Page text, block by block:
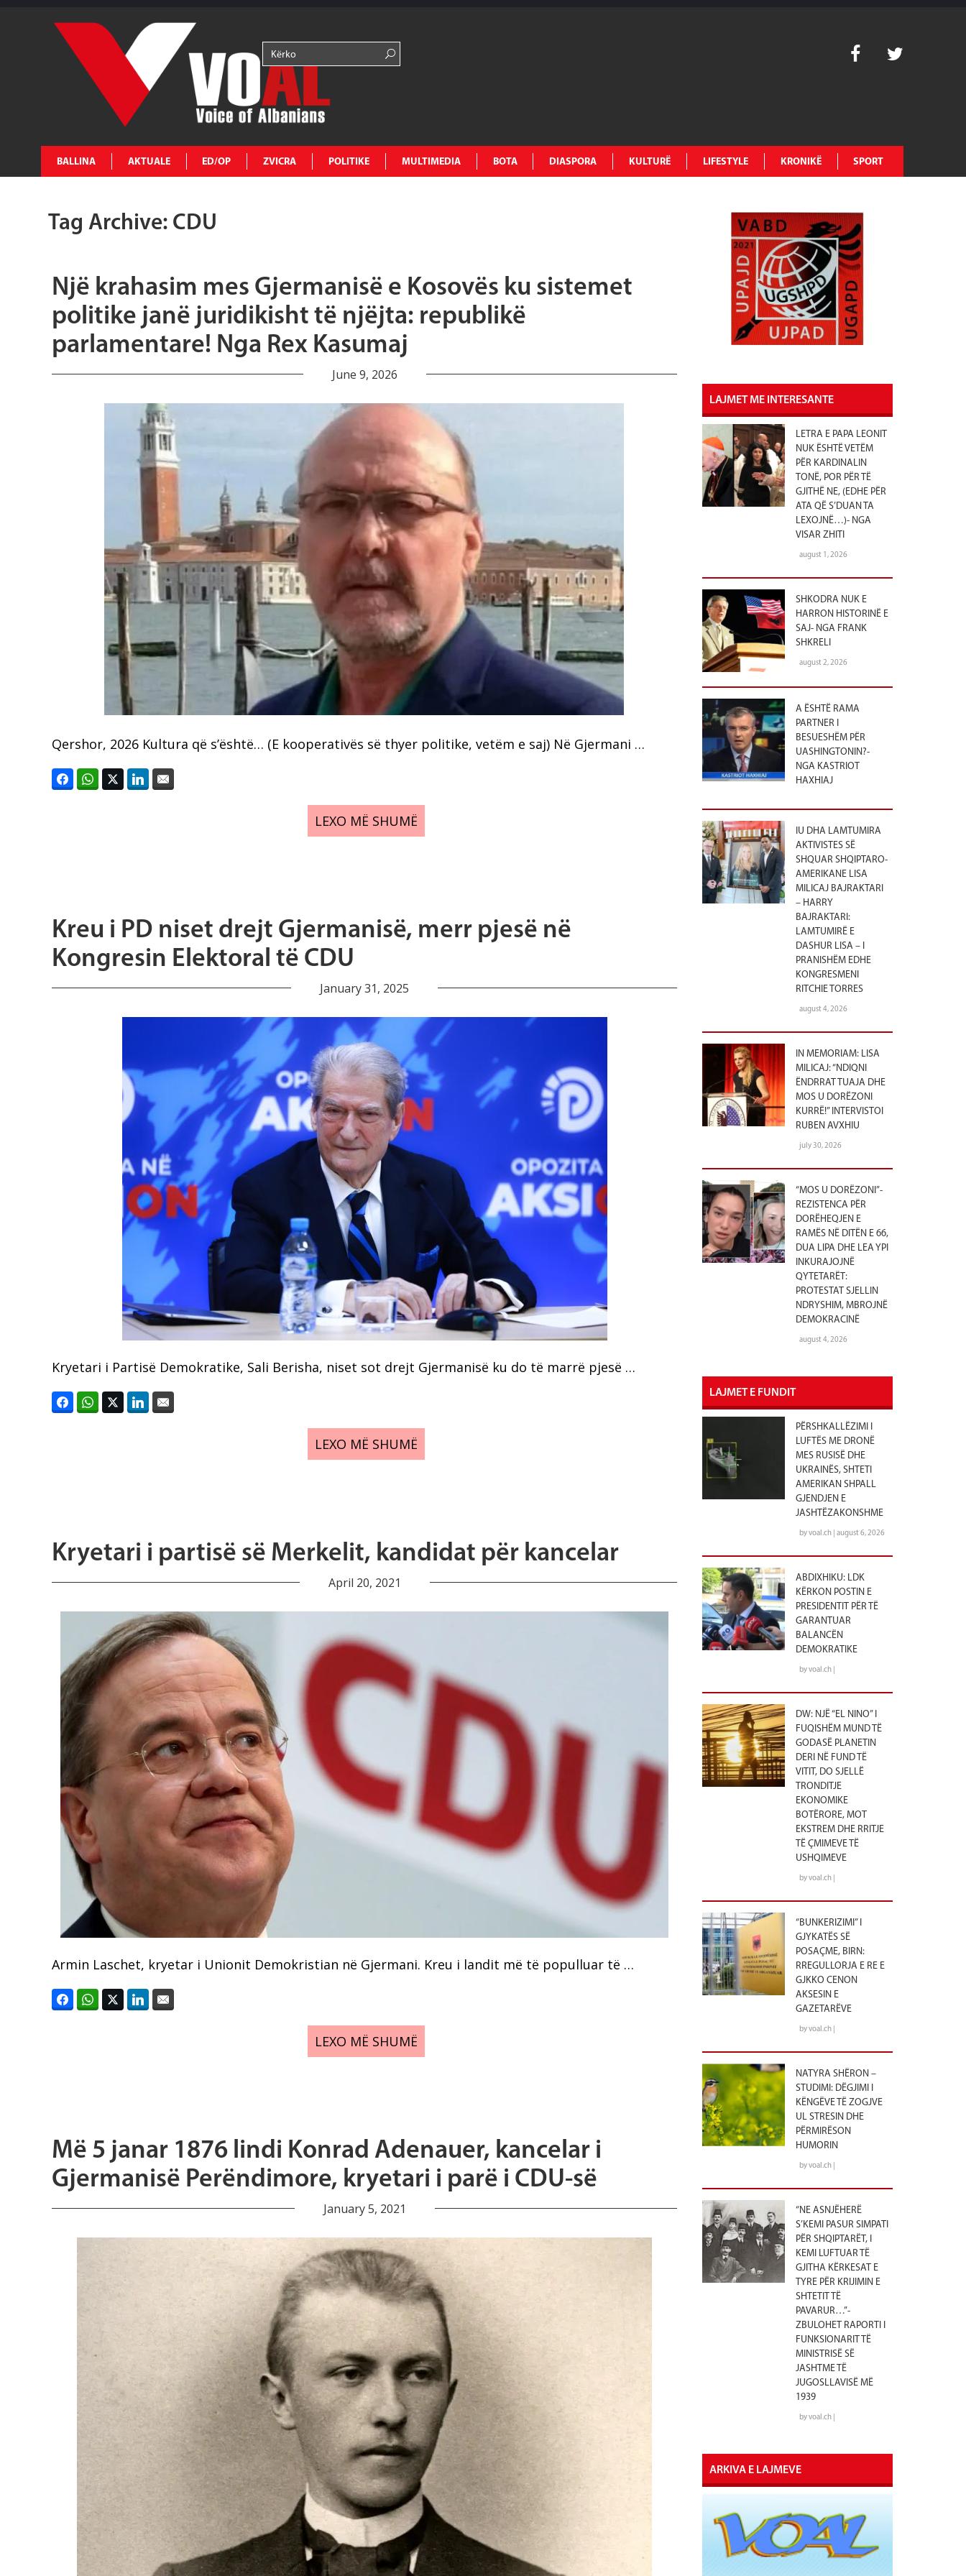
BALLINA AKTUALE ED/OP ZVICRA POLITIKE MULTIMEDIA BOTA DIASPORA KULTURË LIFESTYLE KRONIKË SPORT
Tag Archive: CDU
Një krahasim mes Gjermanisë e Kosovës ku sistemet
politike janë juridikisht të njëjta: republikë
parlamentare! Nga Rex Kasumaj
June 9, 2026
Qershor, 2026 Kultura që s’është… (E kooperativës së thyer politike, vetëm e saj) Në Gjermani …
LEXO MË SHUMË
Kreu i PD niset drejt Gjermanisë, merr pjesë në
Kongresin Elektoral të CDU
January 31, 2025
Kryetari i Partisë Demokratike, Sali Berisha, niset sot drejt Gjermanisë ku do të marrë pjesë …
LEXO MË SHUMË
Kryetari i partisë së Merkelit, kandidat për kancelar
April 20, 2021
Armin Laschet, kryetar i Unionit Demokristian në Gjermani. Kreu i landit më të populluar të …
LEXO MË SHUMË
Më 5 janar 1876 lindi Konrad Adenauer, kancelar i
Gjermanisë Perëndimore, kryetari i parë i CDU-së
January 5, 2021
LAJMET ME INTERESANTE
LETRA E PAPA LEONIT
NUK ËSHTË VETËM
PËR KARDINALIN
TONË, POR PËR TË
GJITHË NE, (EDHE PËR
ATA QË S’DUAN TA
LEXOJNË…)- NGA
VISAR ZHITI
august 1, 2026
SHKODRA NUK E
HARRON HISTORINË E
SAJ- NGA FRANK
SHKRELI
august 2, 2026
A ËSHTË RAMA
PARTNER I
BESUESHËM PËR
UASHINGTONIN?-
NGA KASTRIOT
HAXHIAJ
IU DHA LAMTUMIRA
AKTIVISTES SË
SHQUAR SHQIPTARO-
AMERIKANE LISA
MILICAJ BAJRAKTARI
– HARRY
BAJRAKTARI:
LAMTUMIRË E
DASHUR LISA – I
PRANISHËM EDHE
KONGRESMENI
RITCHIE TORRES
august 4, 2026
IN MEMORIAM: LISA
MILICAJ: “NDIQNI
ËNDRRAT TUAJA DHE
MOS U DORËZONI
KURRË!” INTERVISTOI
RUBEN AVXHIU
july 30, 2026
“MOS U DORËZONI”-
REZISTENCA PËR
DORËHEQJEN E
RAMËS NË DITËN E 66,
DUA LIPA DHE LEA YPI
INKURAJOJNË
QYTETARËT:
PROTESTAT SJELLIN
NDRYSHIM, MBROJNË
DEMOKRACINË
august 4, 2026
LAJMET E FUNDIT
PËRSHKALLËZIMI I
LUFTËS ME DRONË
MES RUSISË DHE
UKRAINËS, SHTETI
AMERIKAN SHPALL
GJENDJEN E
JASHTËZAKONSHME
by voal.ch | august 6, 2026
ABDIXHIKU: LDK
KËRKON POSTIN E
PRESIDENTIT PËR TË
GARANTUAR
BALANCËN
DEMOKRATIKE
by voal.ch |
DW: NJË “EL NINO” I
FUQISHËM MUND TË
GODASË PLANETIN
DERI NË FUND TË
VITIT, DO SJELLË
TRONDITJE
EKONOMIKE
BOTËRORE, MOT
EKSTREM DHE RRITJE
TË ÇMIMEVE TË
USHQIMEVE
by voal.ch |
“BUNKERIZIMI” I
GJYKATËS SË
POSAÇME, BIRN:
RREGULLORJA E RE E
GJKKO CENON
AKSESIN E
GAZETARËVE
by voal.ch |
NATYRA SHËRON –
STUDIMI: DËGJIMI I
KËNGËVE TË ZOGJVE
UL STRESIN DHE
PËRMIRËSON
HUMORIN
by voal.ch |
“NE ASNJËHERË
S’KEMI PASUR SIMPATI
PËR SHQIPTARËT, I
KEMI LUFTUAR TË
GJITHA KËRKESAT E
TYRE PËR KRIJIMIN E
SHTETIT TË
PAVARUR…”-
ZBULOHET RAPORTI I
FUNKSIONARIT TË
MINISTRISË SË
JASHTME TË
JUGOSLLAVISË MË
1939
by voal.ch |
ARKIVA E LAJMEVE